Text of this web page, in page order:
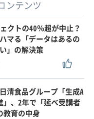
ンテンツ
クトの40％超が中止？
マる「データはあるの
」の解決策
日清食品グループ「生成A
、2年で「延べ受講者
教育の中身